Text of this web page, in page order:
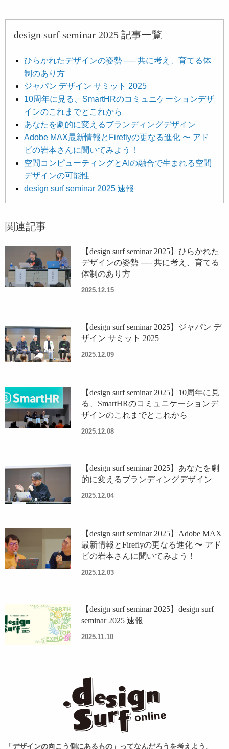
design surf seminar 2025 記事一覧
ひらかれたデザインの姿勢 ── 共に考え、育てる体
制のあり方
ジャパン デザイン サミット 2025
10周年に見る、SmartHRのコミュニケーションデザ
インのこれまでとこれから
あなたを劇的に変えるブランディングデザイン
Adobe MAX最新情報とFireflyの更なる進化 〜 アド
ビの岩本さんに聞いてみよう！
空間コンピューティングとAIの融合で生まれる空間
デザインの可能性
design surf seminar 2025 速報
関連記事
【design surf seminar 2025】ひらかれた
デザインの姿勢 ── 共に考え、育てる
体制のあり方
2025.12.15
【design surf seminar 2025】ジャパン デ
ザイン サミット 2025
2025.12.09
【design surf seminar 2025】10周年に見
る、SmartHRのコミュニケーションデ
ザインのこれまでとこれから
2025.12.08
【design surf seminar 2025】あなたを劇
的に変えるブランディングデザイン
2025.12.04
【design surf seminar 2025】Adobe MAX
最新情報とFireflyの更なる進化 〜 アド
ビの岩本さんに聞いてみよう！
2025.12.03
【design surf seminar 2025】design surf
seminar 2025 速報
2025.11.10
「デザインの向こう側にあるもの」ってなんだろうを考えよう。